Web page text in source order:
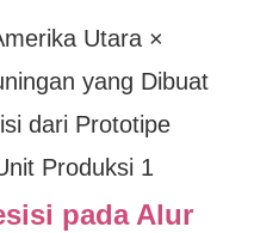
pada Alur